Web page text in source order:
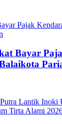
Bayar